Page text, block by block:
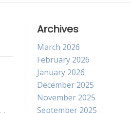
Archives
March 2026
February 2026
January 2026
December 2025
November 2025
September 2025